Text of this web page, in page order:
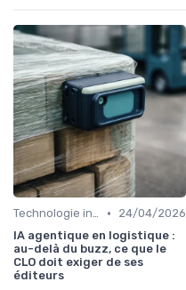
Technologie intégrée •
24/04/2026
IA agentique en logistique :
au-delà du buzz, ce que le
CLO doit exiger de ses
éditeurs